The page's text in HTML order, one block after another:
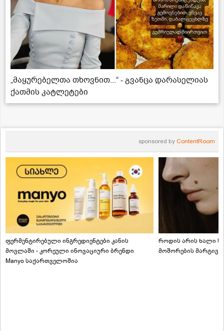
„მაყურებელთა თხოვნით...“ - გვანცა დარასელიას
ქათმის კატლეტები
sponsored by ContentRoom
ფერმენტირებული ინგრედიენტები კანის
მოვლაში - კორეული ინოვაციური ბრენდი
Manyo საქართველოშია
როდის არის ხალი
მოშორების